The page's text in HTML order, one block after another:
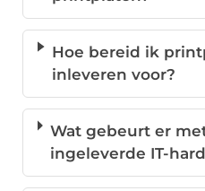
Hoe bereid ik
inleveren voor?
Wat gebeurt er
ingeleverde IT-